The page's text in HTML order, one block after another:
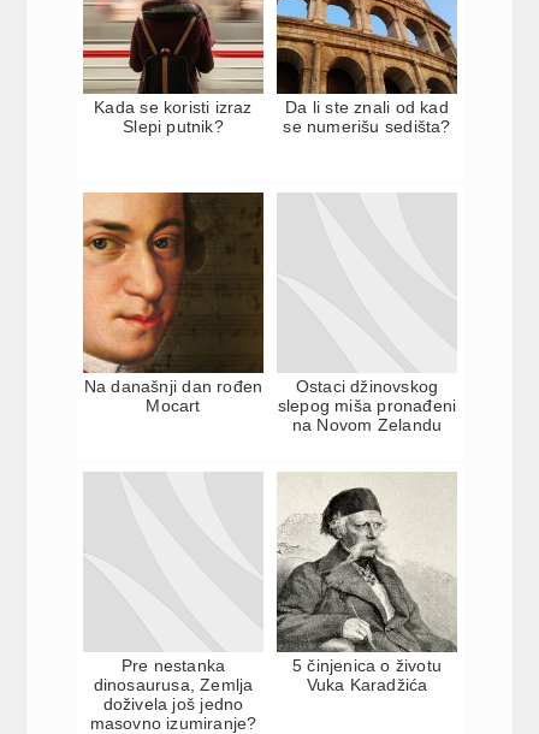
Kada se koristi izraz
Slepi putnik?
Da li ste znali od kad
se numerišu sedišta?
Na današnji dan rođen
Mocart
Ostaci džinovskog
slepog miša pronađeni
na Novom Zelandu
Pre nestanka
dinosaurusa, Zemlja
doživela još jedno
masovno izumiranje?
5 činjenica o životu
Vuka Karadžića